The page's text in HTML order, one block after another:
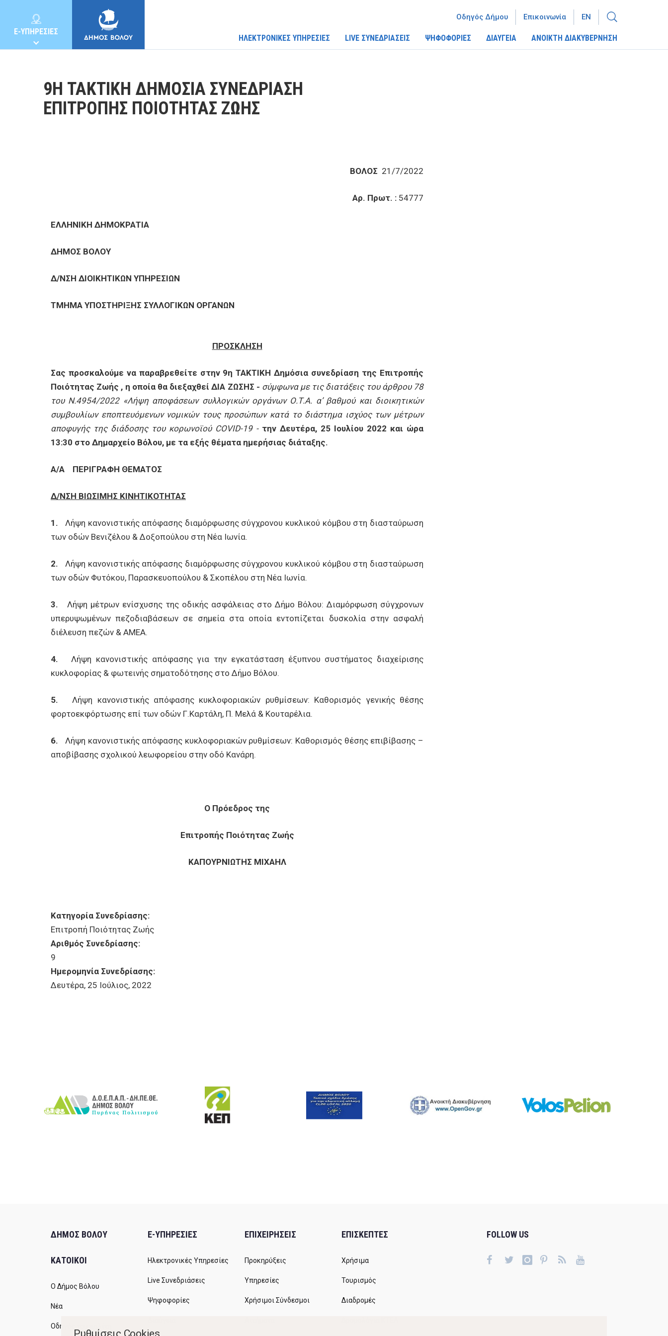
E-ΥΠΗΡΕΣΙΕΣ
ΕΠΙΧΕΙΡΗΣΕΙΣ
ΕΠΙΣΚΕΠΤΕΣ
ΗΛΕΚΤΡΟΝΙΚΕΣ ΥΠΗΡΕΣΙΕΣ LIVE ΣΥΝΕΔΡΙΑΣΕΙΣ ΨΗΦΟΦΟΡΙΕΣ ΔΙΑΥΓΕΙΑ ΑΝΟΙΚΤΗ ΔΙΑΚΥΒΕΡΝΗΣΗ
Οδηγός Δήμου Επικοινωνία EN
9Η ΤΑΚΤΙΚΗ ΔΗΜΟΣΙΑ ΣΥΝΕΔΡΙΑΣΗ
ΕΠΙΤΡΟΠΗΣ ΠΟΙΟΤΗΤΑΣ ΖΩΗΣ
ΒΟΛΟΣ 21/7/2022
Αρ. Πρωτ. : 54777
ΕΛΛΗΝΙΚΗ ΔΗΜΟΚΡΑΤΙΑ
ΔΗΜΟΣ ΒΟΛΟΥ
Δ/ΝΣΗ ΔΙΟΙΚΗΤΙΚΩΝ ΥΠΗΡΕΣΙΩΝ
ΤΜΗΜΑ ΥΠΟΣΤΗΡΙΞΗΣ ΣΥΛΛΟΓΙΚΩΝ ΟΡΓΑΝΩΝ
ΠΡΟΣΚΛΗΣΗ
Σας προσκαλούμε να παραβρεθείτε στην 9η ΤΑΚΤΙΚΗ Δημόσια συνεδρίαση της Επιτροπής
Ποιότητας Ζωής , η οποία θα διεξαχθεί ΔΙΑ ΖΩΣΗΣ - σύμφωνα με τις διατάξεις του άρθρου 78
του Ν.4954/2022 «Λήψη αποφάσεων συλλογικών οργάνων Ο.Τ.Α. α’ βαθμού και διοικητικών
συμβουλίων εποπτευόμενων νομικών τους προσώπων κατά το διάστημα ισχύος των μέτρων
αποφυγής της διάδοσης του κορωνοϊού COVID-19 - την Δευτέρα, 25 Ιουλίου 2022 και ώρα
13:30 στο Δημαρχείο Βόλου, με τα εξής θέματα ημερήσιας διάταξης.
Α/Α ΠΕΡΙΓΡΑΦΗ ΘΕΜΑΤΟΣ
Δ/ΝΣΗ ΒΙΩΣΙΜΗΣ ΚΙΝΗΤΙΚΟΤΗΤΑΣ
1. Λήψη κανονιστικής απόφασης διαμόρφωσης σύγχρονου κυκλικού κόμβου στη διασταύρωση
των οδών Βενιζέλου & Δοξοπούλου στη Νέα Ιωνία.
2.
Λήψη κανονιστικής απόφασης διαμόρφωσης σύγχρονου κυκλικού κόμβου στη διασταύρωση
των οδών Φυτόκου, Παρασκευοπούλου & Σκοπέλου στη Νέα Ιωνία.
3. Λήψη μέτρων ενίσχυσης της οδικής ασφάλειας στο Δήμο Βόλου: Διαμόρφωση σύγχρονων
υπερυψωμένων πεζοδιαβάσεων σε σημεία στα οποία εντοπίζεται δυσκολία στην ασφαλή
διέλευση πεζών & ΑΜΕΑ.
4.
Λήψη κανονιστικής απόφασης για την εγκατάσταση έξυπνου συστήματος διαχείρισης
κυκλοφορίας & φωτεινής σηματοδότησης στο Δήμο Βόλου.
5.
Λήψη κανονιστικής απόφασης κυκλοφοριακών ρυθμίσεων: Καθορισμός γενικής θέσης
φορτοεκφόρτωσης επί των οδών Γ.Καρτάλη, Π. Μελά & Κουταρέλια.
6.
Λήψη κανονιστικής απόφασης κυκλοφοριακών ρυθμίσεων: Καθορισμός θέσης επιβίβασης –
αποβίβασης σχολικού λεωφορείου στην οδό Κανάρη.
Ο Πρόεδρος της
Επιτροπής Ποιότητας Ζωής
ΚΑΠΟΥΡΝΙΩΤΗΣ ΜΙΧΑΗΛ
Κατηγορία Συνεδρίασης:
Επιτροπή Ποιότητας Ζωής
Αριθμός Συνεδρίασης:
9
Ημερομηνία Συνεδρίασης:
Δευτέρα, 25 Ιούλιος, 2022
ΔΗΜΟΣ ΒΟΛΟΥ
ΚΑΤΟΙΚΟΙ
Ο Δήμος Βόλου
Νέα
Οδηγός του πολίτη
E-ΥΠΗΡΕΣΙΕΣ
Ηλεκτρονικές Υπηρεσίες
Live Συνεδριάσεις
Ψηφοφορίες
ΕΠΙΧΕΙΡΗΣΕΙΣ
Προκηρύξεις
Υπηρεσίες
Χρήσιμοι Σύνδεσμοι
ΕΠΙΣΚΕΠΤΕΣ
Χρήσιμα
Τουρισμός
Διαδρομές
FOLLOW US
Ρυθμίσεις Cookies